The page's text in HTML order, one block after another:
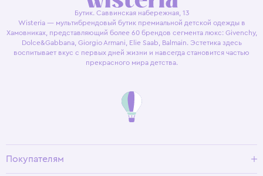
Бутик. Саввинская набережная, 13
Wisteria — мультибрендовый бутик премиальной детской одежды в
Хамовниках, представляющий более 60 брендов сегмента люкс: Givenchy,
Dolce&Gabbana, Giorgio Armani, Elie Saab, Balmain. Эстетика здесь
воспитывает вкус с первых дней жизни и навсегда становится частью
прекрасного мира детства.
Покупателям